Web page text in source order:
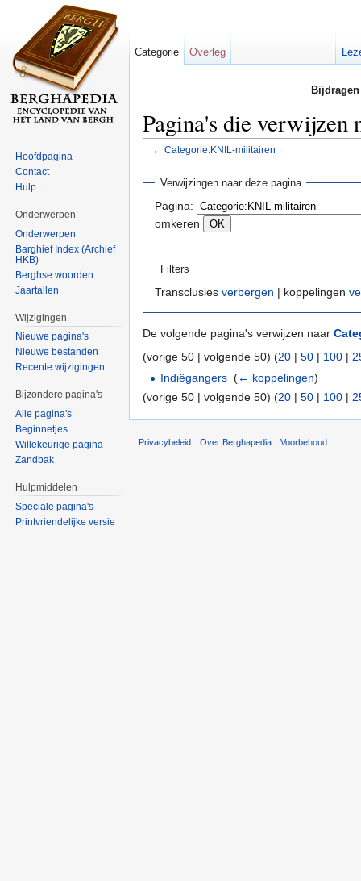
Pagina's die
← Categorie:KNIL-militairen
Verwijzingen naar deze pagina
Pagina:
omkeren
Filters
Transclusies verbergen | koppelingen
De volgende pagina's verwijzen naar
(vorige 50 | volgende 50) (20 | 50 | 100 |
Indiëgangers ‎(← koppelingen)
(vorige 50 | volgende 50) (20 | 50 | 100 |
Categorie Overleg
Hoofdpagina
Contact
Hulp
Onderwerpen
Onderwerpen
Barghief Index (Archief
HKB)
Berghse woorden
Jaartallen
Wijzigingen
Nieuwe pagina's
Nieuwe bestanden
Recente wijzigingen
Bijzondere pagina's
Alle pagina's
Beginnetjes
Willekeurige pagina
Zandbak
Hulpmiddelen
Speciale pagina's
Printvriendelijke versie
Privacybeleid Over Berghapedia Voorbehoud